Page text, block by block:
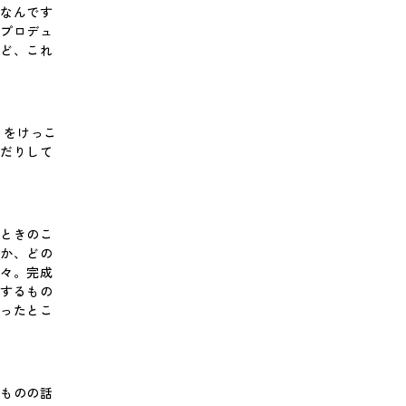
んです
ロデュ
、これ
けっこ
りして
きのこ
、どの
。完成
るもの
たとこ
のの話